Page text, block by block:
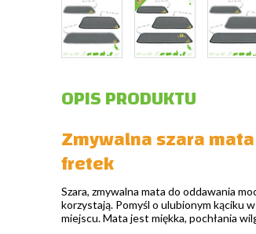
OPIS PRODUKTU
Zmywalna szara
fretek
Szara, zmywalna mata do oddawania
korzystają. Pomyśl o ulubionym kąciku
miejscu. Mata jest miękka, pochłania